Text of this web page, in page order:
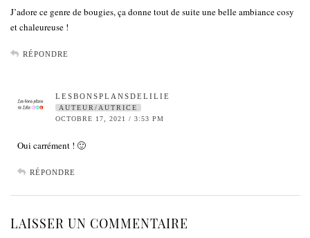
J’adore ce genre de bougies, ça donne tout de suite une belle ambiance cosy
et chaleureuse !
RÉPONDRE
LESBONSPLANSDELILIE
AUTEUR/AUTRICE
OCTOBRE 17, 2021 / 3:53 PM
Oui carrément ! 🙂
RÉPONDRE
LAISSER UN COMMENTAIRE